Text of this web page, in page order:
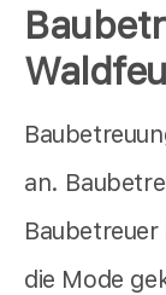
an.
die Mode